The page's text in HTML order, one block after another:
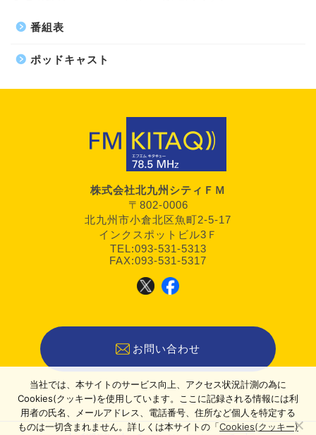
番組表
ポッドキャスト
株式会社北九州シティＦＭ
〒802-0006
北九州市小倉北区魚町2-5-17
インクスポットビル3Ｆ
TEL:093-531-5313
FAX:093-531-5317
お問い合わせ
当社では、本サイトのサービス向上、アクセス状況計測の為に
Cookies(クッキー)を使用しています。ここに記録される情報には利
用者の氏名、メールアドレス、電話番号、住所など個人を特定する
ものは一切含まれません。詳しくは本サイトの「Cookies(クッキー)